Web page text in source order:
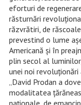
eforturi de
răsturnări
răzvrătiri, de
prevestind o lume
Americană și în
plin secol al
unei noi revoluționări
„David Prodan a
modalitatea
naționale, de